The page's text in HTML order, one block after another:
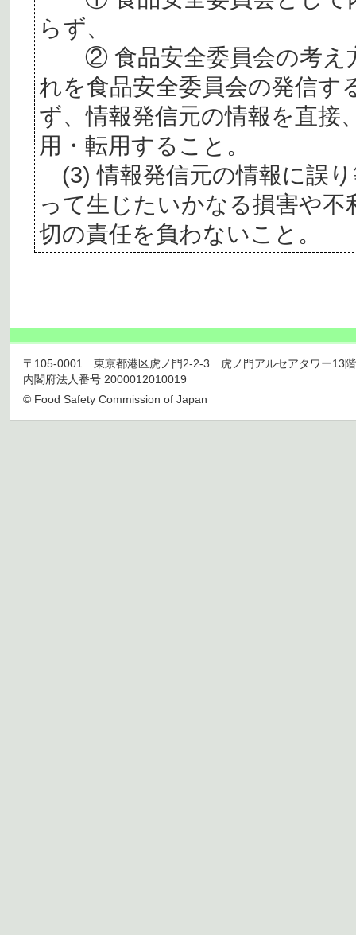
らず、
② 食品安全委員会の考え
れを食品安全委員会の発信す
ず、情報発信元の情報を直接
用・転用すること。
(3) 情報発信元の情報に誤
って生じたいかなる損害や
切の責任を負わないこと。
〒105-0001 東京都港区虎ノ門2-2-3 虎ノ門アルセアタワー13
内閣府法人番号 2000012010019
© Food Safety Commission of Japan